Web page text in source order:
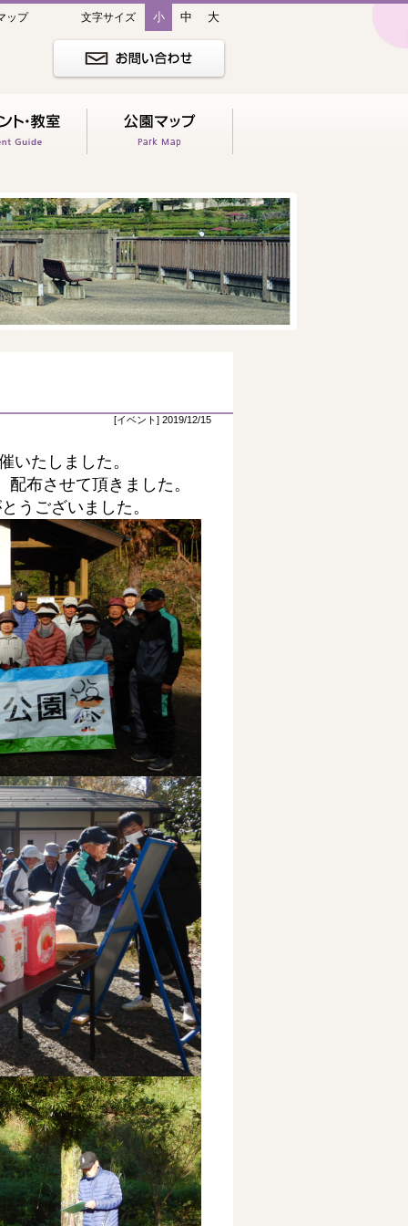
文字サイズ 小 中 大
ップ
[イベント] 2019/12/15
いたしました。
布させて頂きました。
うございました。